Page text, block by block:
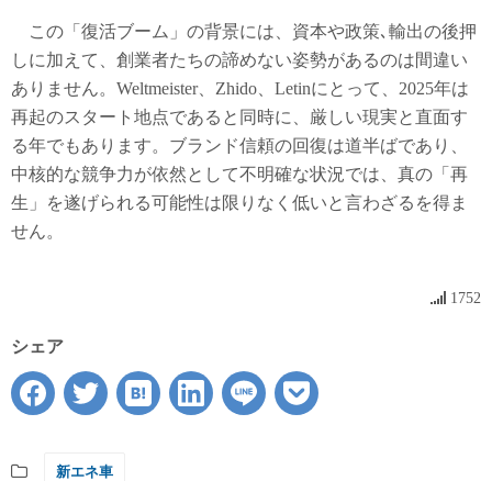
この「復活ブーム」の背景には、資本や政策､輸出の後押
しに加えて、創業者たちの諦めない姿勢があるのは間違い
ありません。Weltmeister、Zhido、Letinにとって、2025年は
再起のスタート地点であると同時に、厳しい現実と直面す
る年でもあります。ブランド信頼の回復は道半ばであり、
中核的な競争力が依然として不明確な状況では、真の「再
生」を遂げられる可能性は限りなく低いと言わざるを得ま
せん。
1752
シェア
新エネ車